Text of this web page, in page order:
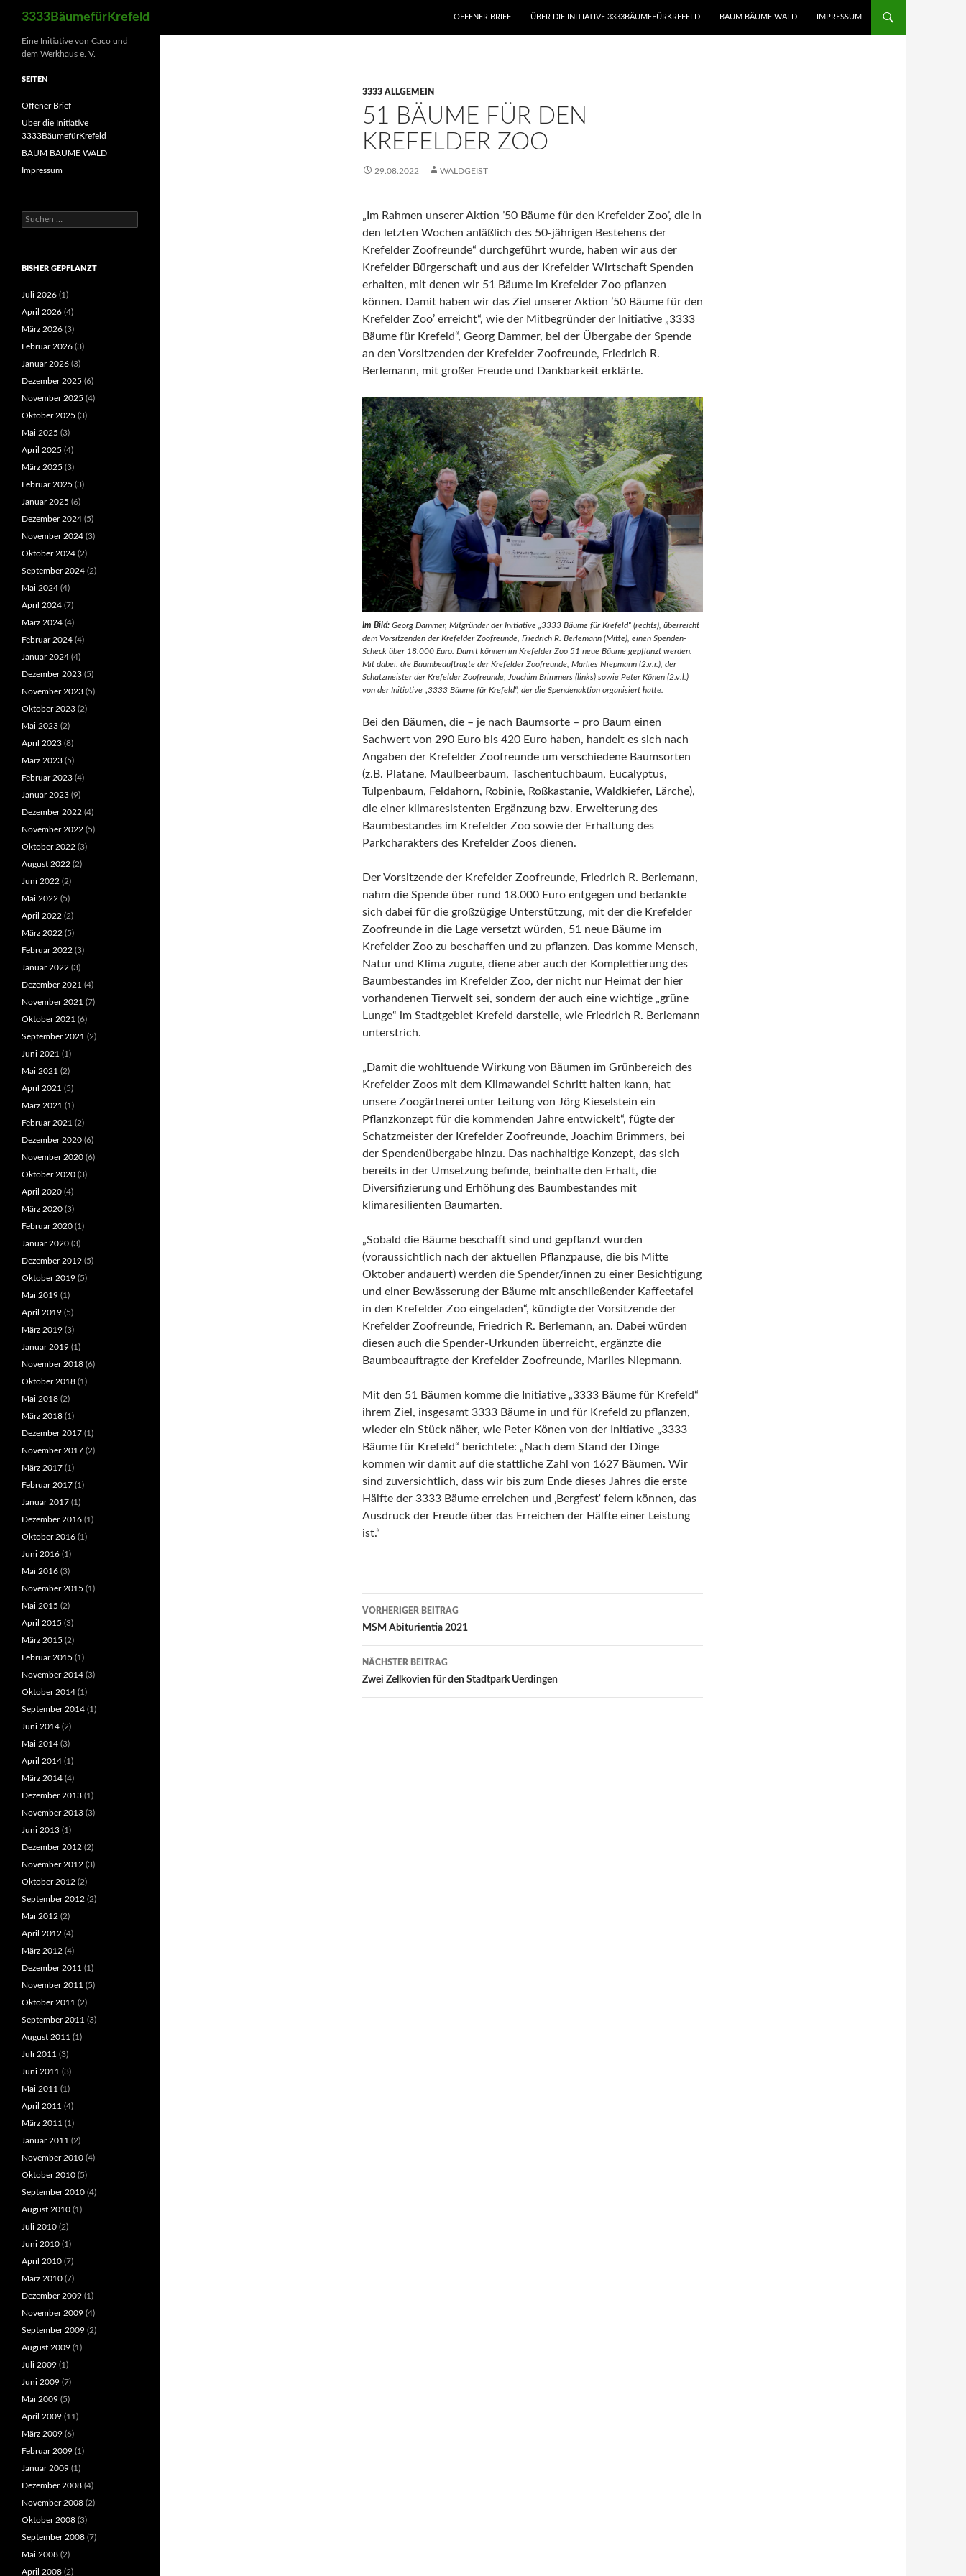
3333BäumefürKrefeld
OFFENER BRIEF
ÜBER DIE INITIATIVE 3333BÄUMEFÜRKREFELD BAUM BÄUME WALD IMPRESSUM
3333 ALLGEMEIN
51 BÄUME FÜR DEN
KREFELDER ZOO
29.08.2022 WALDGEIST
„Im Rahmen unserer Aktion ’50 Bäume für den Krefelder Zoo’, die in
den letzten Wochen anläßlich des 50-jährigen Bestehens der
Krefelder Zoofreunde“ durchgeführt wurde, haben wir aus der
Krefelder Bürgerschaft und aus der Krefelder Wirtschaft Spenden
erhalten, mit denen wir 51 Bäume im Krefelder Zoo pflanzen
können. Damit haben wir das Ziel unserer Aktion ’50 Bäume für den
Krefelder Zoo’ erreicht“, wie der Mitbegründer der Initiative „3333
Bäume für Krefeld“, Georg Dammer, bei der Übergabe der Spende
an den Vorsitzenden der Krefelder Zoofreunde, Friedrich R.
Berlemann, mit großer Freude und Dankbarkeit erklärte.
Im Bild: Georg Dammer, Mitgründer der Initiative „3333 Bäume für Krefeld“ (rechts), überreicht
dem Vorsitzenden der Krefelder Zoofreunde, Friedrich R. Berlemann (Mitte), einen Spenden-
Scheck über 18.000 Euro. Damit können im Krefelder Zoo 51 neue Bäume gepflanzt werden.
Mit dabei: die Baumbeauftragte der Krefelder Zoofreunde, Marlies Niepmann (2.v.r.), der
Schatzmeister der Krefelder Zoofreunde, Joachim Brimmers (links) sowie Peter Könen (2.v.l.)
von der Initiative „3333 Bäume für Krefeld“, der die Spendenaktion organisiert hatte.
Bei den Bäumen, die – je nach Baumsorte – pro Baum einen
Sachwert von 290 Euro bis 420 Euro haben, handelt es sich nach
Angaben der Krefelder Zoofreunde um verschiedene Baumsorten
(z.B. Platane, Maulbeerbaum, Taschentuchbaum, Eucalyptus,
Tulpenbaum, Feldahorn, Robinie, Roßkastanie, Waldkiefer, Lärche),
die einer klimaresistenten Ergänzung bzw. Erweiterung des
Baumbestandes im Krefelder Zoo sowie der Erhaltung des
Parkcharakters des Krefelder Zoos dienen.
Der Vorsitzende der Krefelder Zoofreunde, Friedrich R. Berlemann,
nahm die Spende über rund 18.000 Euro entgegen und bedankte
sich dabei für die großzügige Unterstützung, mit der die Krefelder
Zoofreunde in die Lage versetzt würden, 51 neue Bäume im
Krefelder Zoo zu beschaffen und zu pflanzen. Das komme Mensch,
Natur und Klima zugute, diene aber auch der Komplettierung des
Baumbestandes im Krefelder Zoo, der nicht nur Heimat der hier
vorhandenen Tierwelt sei, sondern der auch eine wichtige „grüne
Lunge“ im Stadtgebiet Krefeld darstelle, wie Friedrich R. Berlemann
unterstrich.
„Damit die wohltuende Wirkung von Bäumen im Grünbereich des
Krefelder Zoos mit dem Klimawandel Schritt halten kann, hat
unsere Zoogärtnerei unter Leitung von Jörg Kieselstein ein
Pflanzkonzept für die kommenden Jahre entwickelt“, fügte der
Schatzmeister der Krefelder Zoofreunde, Joachim Brimmers, bei
der Spendenübergabe hinzu. Das nachhaltige Konzept, das sich
bereits in der Umsetzung befinde, beinhalte den Erhalt, die
Diversifizierung und Erhöhung des Baumbestandes mit
klimaresilienten Baumarten.
„Sobald die Bäume beschafft sind und gepflanzt wurden
(voraussichtlich nach der aktuellen Pflanzpause, die bis Mitte
Oktober andauert) werden die Spender/innen zu einer Besichtigung
und einer Bewässerung der Bäume mit anschließender Kaffeetafel
in den Krefelder Zoo eingeladen“, kündigte der Vorsitzende der
Krefelder Zoofreunde, Friedrich R. Berlemann, an. Dabei würden
diesen auch die Spender-Urkunden überreicht, ergänzte die
Baumbeauftragte der Krefelder Zoofreunde, Marlies Niepmann.
Mit den 51 Bäumen komme die Initiative „3333 Bäume für Krefeld“
ihrem Ziel, insgesamt 3333 Bäume in und für Krefeld zu pflanzen,
wieder ein Stück näher, wie Peter Könen von der Initiative „3333
Bäume für Krefeld“ berichtete: „Nach dem Stand der Dinge
kommen wir damit auf die stattliche Zahl von 1627 Bäumen. Wir
sind zuversichtlich, dass wir bis zum Ende dieses Jahres die erste
Hälfte der 3333 Bäume erreichen und ‚Bergfest‘ feiern können, das
Ausdruck der Freude über das Erreichen der Hälfte einer Leistung
ist.“
Beitrags-
Navigation
VORHERIGER BEITRAG
MSM Abiturientia 2021
NÄCHSTER BEITRAG
Zwei Zellkovien für den Stadtpark Uerdingen
Eine Initiative von Caco und
dem Werkhaus e. V.
SEITEN
Offener Brief
Über die Initiative
3333BäumefürKrefeld
BAUM BÄUME WALD
Impressum
Suchen
nach:
BISHER GEPFLANZT
Juli 2026 (1)
April 2026 (4)
März 2026 (3)
Februar 2026 (3)
Januar 2026 (3)
Dezember 2025 (6)
November 2025 (4)
Oktober 2025 (3)
Mai 2025 (3)
April 2025 (4)
März 2025 (3)
Februar 2025 (3)
Januar 2025 (6)
Dezember 2024 (5)
November 2024 (3)
Oktober 2024 (2)
September 2024 (2)
Mai 2024 (4)
April 2024 (7)
März 2024 (4)
Februar 2024 (4)
Januar 2024 (4)
Dezember 2023 (5)
November 2023 (5)
Oktober 2023 (2)
Mai 2023 (2)
April 2023 (8)
März 2023 (5)
Februar 2023 (4)
Januar 2023 (9)
Dezember 2022 (4)
November 2022 (5)
Oktober 2022 (3)
August 2022 (2)
Juni 2022 (2)
Mai 2022 (5)
April 2022 (2)
März 2022 (5)
Februar 2022 (3)
Januar 2022 (3)
Dezember 2021 (4)
November 2021 (7)
Oktober 2021 (6)
September 2021 (2)
Juni 2021 (1)
Mai 2021 (2)
April 2021 (5)
März 2021 (1)
Februar 2021 (2)
Dezember 2020 (6)
November 2020 (6)
Oktober 2020 (3)
April 2020 (4)
März 2020 (3)
Februar 2020 (1)
Januar 2020 (3)
Dezember 2019 (5)
Oktober 2019 (5)
Mai 2019 (1)
April 2019 (5)
März 2019 (3)
Januar 2019 (1)
November 2018 (6)
Oktober 2018 (1)
Mai 2018 (2)
März 2018 (1)
Dezember 2017 (1)
November 2017 (2)
März 2017 (1)
Februar 2017 (1)
Januar 2017 (1)
Dezember 2016 (1)
Oktober 2016 (1)
Juni 2016 (1)
Mai 2016 (3)
November 2015 (1)
Mai 2015 (2)
April 2015 (3)
März 2015 (2)
Februar 2015 (1)
November 2014 (3)
Oktober 2014 (1)
September 2014 (1)
Juni 2014 (2)
Mai 2014 (3)
April 2014 (1)
März 2014 (4)
Dezember 2013 (1)
November 2013 (3)
Juni 2013 (1)
Dezember 2012 (2)
November 2012 (3)
Oktober 2012 (2)
September 2012 (2)
Mai 2012 (2)
April 2012 (4)
März 2012 (4)
Dezember 2011 (1)
November 2011 (5)
Oktober 2011 (2)
September 2011 (3)
August 2011 (1)
Juli 2011 (3)
Juni 2011 (3)
Mai 2011 (1)
April 2011 (4)
März 2011 (1)
Januar 2011 (2)
November 2010 (4)
Oktober 2010 (5)
September 2010 (4)
August 2010 (1)
Juli 2010 (2)
Juni 2010 (1)
April 2010 (7)
März 2010 (7)
Dezember 2009 (1)
November 2009 (4)
September 2009 (2)
August 2009 (1)
Juli 2009 (1)
Juni 2009 (7)
Mai 2009 (5)
April 2009 (11)
März 2009 (6)
Februar 2009 (1)
Januar 2009 (1)
Dezember 2008 (4)
November 2008 (2)
Oktober 2008 (3)
September 2008 (7)
Mai 2008 (2)
April 2008 (2)